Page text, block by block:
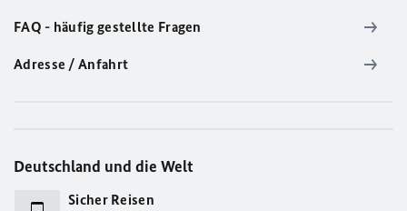
FAQ - häufig gestellte Fragen
Adresse / Anfahrt
Deutschland und die Welt
Sicher Reisen